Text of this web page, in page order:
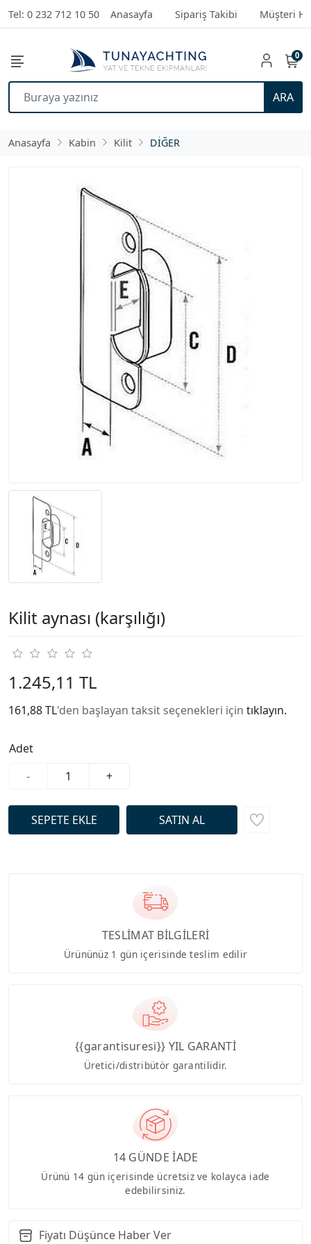
Tel: 0 232 712 10 50 Anasayfa Sipariş Takibi Müşteri
ARA
0
Anasayfa Kabin Kilit DİĞER
Kilit aynası (karşılığı)
1.245,11 TL
161,88 TL'den başlayan taksit seçenekleri için tıklayın.
Adet
-
+
TESLİMAT BİLGİLERİ
Ürününüz 1 gün içerisinde teslim edilir
{{garantisuresi}} YIL GARANTİ
Üretici/distribütör garantilidir.
14 GÜNDE İADE
Ürünü 14 gün içerisinde ücretsiz ve kolayca iade
edebilirsiniz.
Fiyatı Düşünce Haber Ver